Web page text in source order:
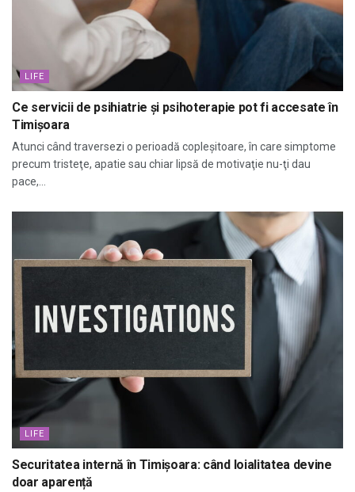
LIFE
Ce servicii de psihiatrie și psihoterapie pot fi accesate în
Timișoara
Atunci când traversezi o perioadă copleşitoare, în care simptome
precum tristeţe, apatie sau chiar lipsă de motivaţie nu-ţi dau
pace,...
LIFE
Securitatea internă în Timișoara: când loialitatea devine
doar aparență